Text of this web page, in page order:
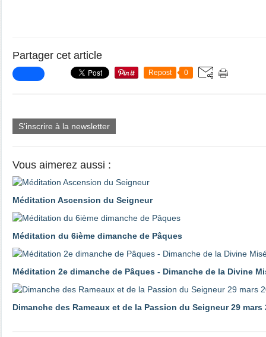
Partager cet article
Repost 0
S'inscrire à la newsletter
Vous aimerez aussi :
Méditation Ascension du Seigneur
Méditation du 6ième dimanche de Pâques
Méditation 2e dimanche de Pâques - Dimanche de la Divine
Dimanche des Rameaux et de la Passion du Seigneur 29 mars